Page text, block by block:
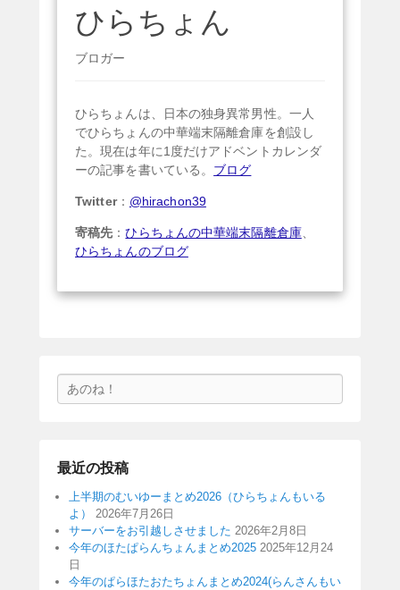
ひらちょん
ブロガー
ひらちょんは、日本の独身異常男性。一人
でひらちょんの中華端末隔離倉庫を創設し
た。現在は年に1度だけアドベントカレンダ
ーの記事を書いている。 ブログ
Twitter： @hirachon39
寄稿先 ：ひらちょんの中華端末隔離倉庫、
ひらちょんのブログ
索
最近の投稿
上半期のむいゆーまとめ2026（ひらちょんもいる
よ）
2026年7月26日
サーバーをお引越しさせました 2026年2月8日
今年のほたぱらんちょんまとめ2025 2025年12月24
日
今年のぱらほたおたちょんまとめ2024(らんさんもい